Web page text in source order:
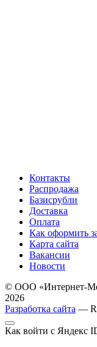
Контакты
Распродажа
Базисрубли
Доставка
Оплата
Как оформить
Карта сайта
Вакансии
Новости
© ООО «Интернет-
2026
Разработка сайта —
Как войти с Яндекс